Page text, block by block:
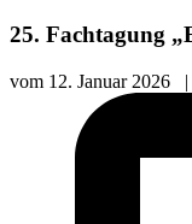
25. Fachtagung
vom 12. Januar 2026 |